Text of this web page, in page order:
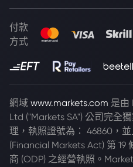
付款
方式
網域 www.markets.com 是由
Ltd ("Markets SA") 公司完全
理，執照證號為： 46860，
(Financial Markets Act) 第 19
商 (ODP) 之經營執照。